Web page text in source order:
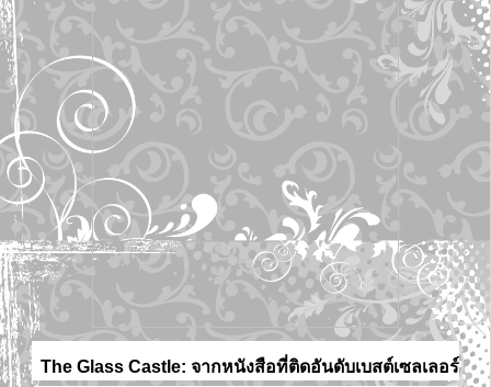
The Glass Castle: จากหนังสือที่ติดอันดับเบสต์เซลเลอร์